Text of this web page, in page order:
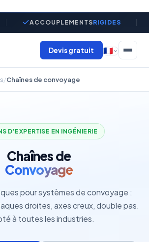
ACCOUPLEMENTSRIGIDES
Devis gratuit 🇫🇷
/Chaînes de convoyage
D'EXPERTISE EN INGÉNIERIE
Chaînes de
Convoyage
pour systèmes de convoyage :
droites, axes creux, double pas.
à toutes les industries.